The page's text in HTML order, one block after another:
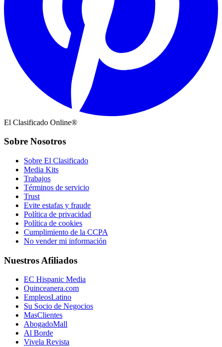
El Clasificado Online®
Sobre Nosotros
Sobre El Clasificado
Media Kits
Trabajos
Términos de servicio
Trust
Evite estafas y fraude
Política de privacidad
Política de cookies
Cumplimiento de la CCPA
No vender mi información
Nuestros Afiliados
EC Hispanic Media
Quinceanera.com
EmpleosLatino
Su Socio de Negocios
MasClientes
AbogadoMall
Al Borde
Vivela Revista